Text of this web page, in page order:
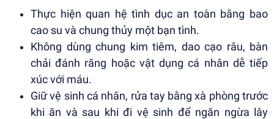
Thực hiện quan hệ tình dục an toàn bằng bao
cao su và chung thủy một bạn tình.
Không dùng chung kim tiêm, dao cạo râu, bàn
chải đánh răng hoặc vật dụng cá nhân dễ tiếp
xúc với máu.
Giữ vệ sinh cá nhân, rửa tay bằng xà phòng trước
khi ăn và sau khi đi vệ sinh để ngăn ngừa lây